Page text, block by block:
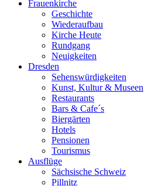
Frauenkirche
Geschichte
Wiederaufbau
Kirche Heute
Rundgang
Neuigkeiten
Dresden
Sehenswürdigkeiten
Kunst, Kultur & Museen
Restaurants
Bars & Cafe´s
Biergärten
Hotels
Pensionen
Tourismus
Ausflüge
Sächsische Schweiz
Pillnitz